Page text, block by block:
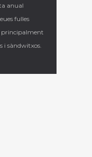
anual
fulles
principalment
i sàndwitxos.